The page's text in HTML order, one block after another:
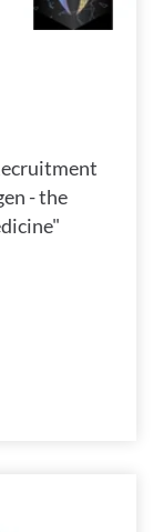
- the